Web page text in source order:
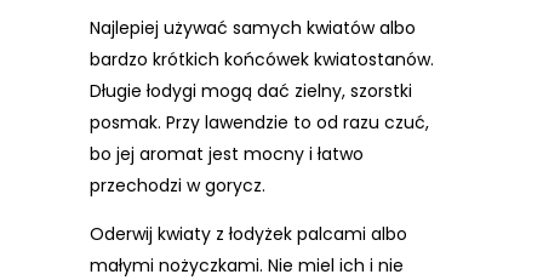
Najlepiej używać samych kwiatów albo
bardzo krótkich końcówek kwiatostanów.
Długie łodygi mogą dać zielny, szorstki
posmak. Przy lawendzie to od razu czuć,
bo jej aromat jest mocny i łatwo
przechodzi w gorycz.
Oderwij kwiaty z łodyżek palcami albo
małymi nożyczkami. Nie miel ich i nie